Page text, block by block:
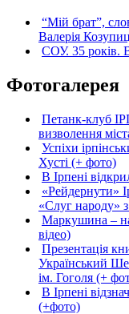
“Мій брат”,
Валерія
СОУ. 35 років.
Фотогалерея
Петанк-клуб
визволення
Успіхи
Хусті (+ фото)
В Ірпені
«Рейдернути»
«Слуг народу»
Маркушина –
відео)
Презентація
Український
ім. Гоголя (+
В Ірпені
(+фото)